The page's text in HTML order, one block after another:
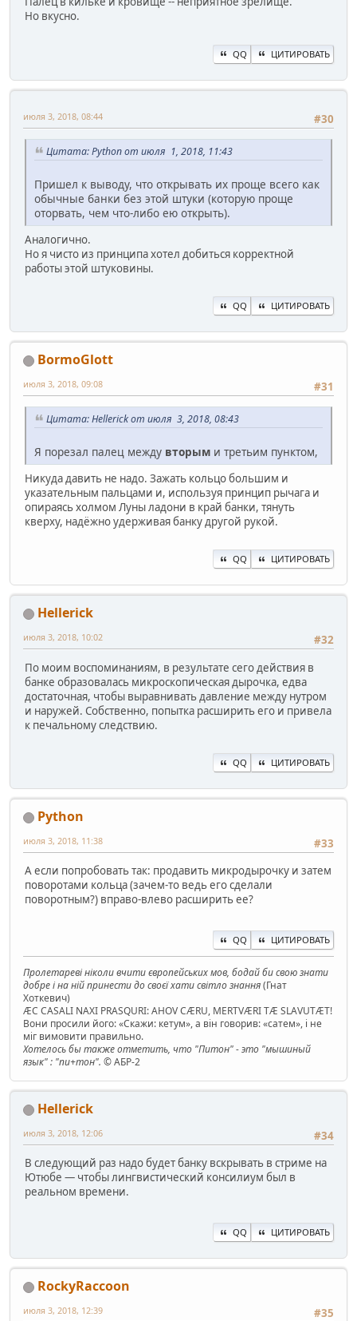
Но вкусно.
QQ ЦИТИРОВАТЬ
#30
июля 3, 2018, 08:44
Цитата: Python от июля 1, 2018, 11:43
Пришел к выводу, что открывать их проще всего как
обычные банки без этой штуки (которую проще
оторвать, чем что-либо ею открыть).
Аналогично.
Но я чисто из принципа хотел добиться корректной
работы этой штуковины.
QQ ЦИТИРОВАТЬ
BormoGlott
#31
июля 3, 2018, 09:08
Цитата: Hellerick от июля 3, 2018, 08:43
Я порезал палец между вторым и третьим пунктом,
Никуда давить не надо. Зажать кольцо большим и
указательным пальцами и, используя принцип рычага и
опираясь холмом Луны ладони в край банки, тянуть
кверху, надёжно удерживая банку другой рукой.
QQ ЦИТИРОВАТЬ
Hellerick
#32
июля 3, 2018, 10:02
По моим воспоминаниям, в результате сего действия в
банке образовалась микроскопическая дырочка, едва
достаточная, чтобы выравнивать давление между нутром
и наружей. Собственно, попытка расширить его и привела
к печальному следствию.
QQ ЦИТИРОВАТЬ
Python
#33
июля 3, 2018, 11:38
А если попробовать так: продавить микродырочку и затем
поворотами кольца (зачем-то ведь его сделали
поворотным?) вправо-влево расширить ее?
QQ ЦИТИРОВАТЬ
Пролетареві ніколи вчити європейських мов, бодай би свою знати
добре і на ній принести до своєї хати світло знання(Гнат
Хоткевич)
ÆC CASALI NAXI PRASQURI: AHOV CÆRU, MERTVÆRI TÆ SLAVUTÆT!
Вони просили його: «Скажи: кетум», а він говорив: «сатем», і не
міг вимовити правильно.
Хотелось бы также отметить, что "Питон" - это "мышиный
язык" : "пи+тон". © АБР-2
Hellerick
#34
июля 3, 2018, 12:06
В следующий раз надо будет банку вскрывать в стриме на
Ютюбе — чтобы лингвистический консилиум был в
реальном времени.
QQ ЦИТИРОВАТЬ
RockyRaccoon
#35
июля 3, 2018, 12:39